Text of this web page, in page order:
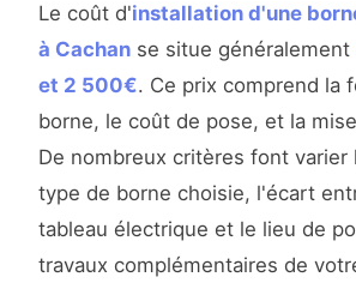
Le coût d'installation d'une
à Cachan se situe généralement
et 2 500€. Ce prix comprend la
borne, le coût de pose, et la
De nombreux critères font varier
type de borne choisie, l'écart
tableau électrique et le lieu de
travaux complémentaires de